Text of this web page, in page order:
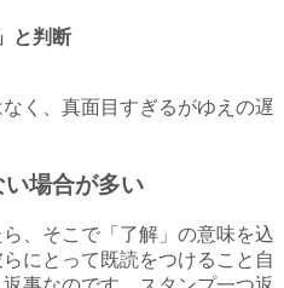
と判断
く、真面目すぎるがゆえの遅
場合が多い
、そこで「了解」の意味を込
にとって既読をつけること自